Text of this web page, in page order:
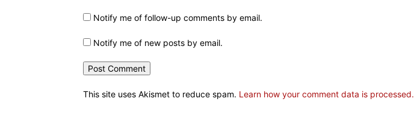
Notify me of follow-up comments by email.
Notify me of new posts by email.
This site uses Akismet to reduce spam. Learn how your comment data is processed.